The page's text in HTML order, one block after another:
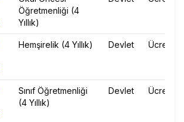
Öğretmenliği (4
Yıllık)
Hemşirelik (4 Yıllık) Devlet Ücretsiz
Sınıf Öğretmenliği
(4 Yıllık)
Devlet Ücretsiz